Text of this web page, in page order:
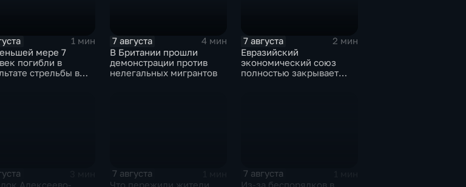
1 мин
мере 7
погибли в
стрельбы в
7 августа
4 мин
В Британии прошли
демонстрации против
нелегальных мигрантов
7 августа
2 мин
Евразийский
экономический союз
полностью закрывает
7 августа 7 августа